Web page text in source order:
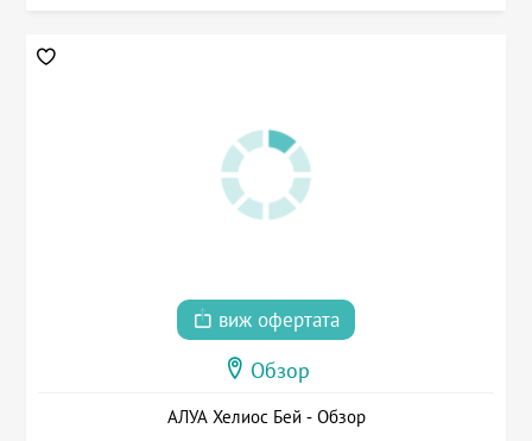
виж офертата
Обзор
АЛУА Хелиос Бей - Обзор